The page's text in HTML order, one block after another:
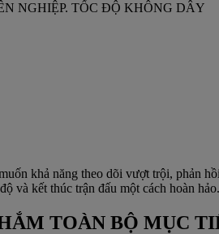
NGHIỆP. TỐC ĐỘ KHÔNG DÂY
khả năng theo dõi vượt trội, phản
và kết thúc trận đấu một cách hoàn hảo.
TOÀN BỘ MỤC